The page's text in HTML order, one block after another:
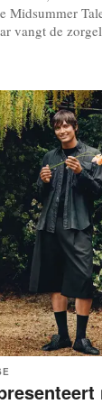
Midsummer
vangt de
vrijheid om
De